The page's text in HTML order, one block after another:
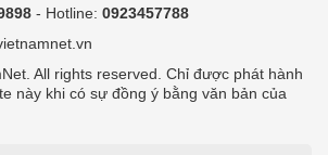
- Hotline: 0923457788
All rights reserved. Chỉ được phát hành
này khi có sự đồng ý bằng văn bản của